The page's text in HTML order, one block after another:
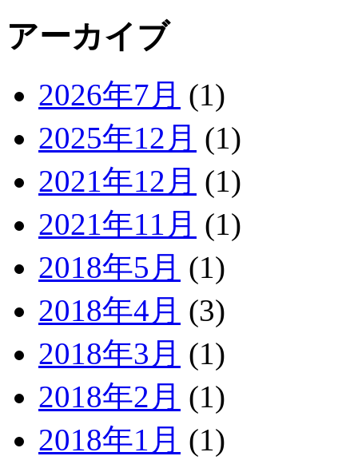
アーカイブ
2026年7月 (1)
2025年12月 (1)
2021年12月 (1)
2021年11月 (1)
2018年5月 (1)
2018年4月 (3)
2018年3月 (1)
2018年2月 (1)
2018年1月 (1)